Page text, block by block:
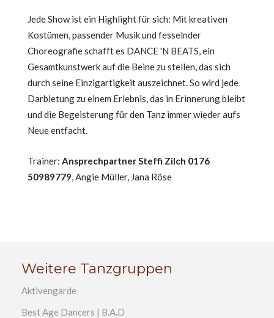
Jede Show ist ein Highlight für sich: Mit kreativen
Kostümen, passender Musik und fesselnder
Choreografie schafft es DANCE 'N BEATS, ein
Gesamtkunstwerk auf die Beine zu stellen, das sich
durch seine Einzigartigkeit auszeichnet. So wird jede
Darbietung zu einem Erlebnis, das in Erinnerung bleibt
und die Begeisterung für den Tanz immer wieder aufs
Neue entfacht.
Trainer: Ansprechpartner Steffi Zilch 0176
50989779, Angie Müller, Jana Röse
Weitere Tanzgruppen
Aktivengarde
Best Age Dancers | B.A.D